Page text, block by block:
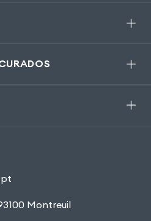
Montreuil